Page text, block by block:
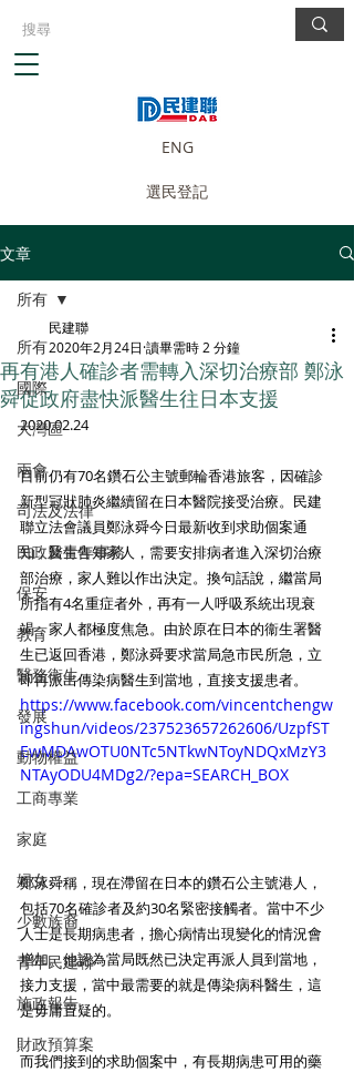
ENG
選民登記
文章
所有
國際
大灣區
兩會
司法及法律
民政及青年事務
保安
教育
醫務衛生
發展
動物權益
工商專業
家庭
婦女
少數族裔
青年民建聯
施政報告
財政預算案
所有
再有港人確診者需轉入深切治療部 鄭泳
舜促政府盡快派醫生往日本支援
民建聯
2020年2月24日 讀畢需時 2 分鐘
2020.02.24
目前仍有70名鑽石公主號郵輪香港旅客，因確診
新型冠狀肺炎繼續留在日本醫院接受治療。民建
聯立法會議員鄭泳舜今日最新收到求助個案通
知，醫生告知家人，需要安排病者進入深切治療
部治療，家人難以作出決定。換句話說，繼當局
所指有4名重症者外，再有一人呼吸系統出現衰
竭，家人都極度焦急。由於原在日本的衞生署醫
生已返回香港，鄭泳舜要求當局急市民所急，立
即再派出傳染病醫生到當地，直接支援患者。
https://www.facebook.com/vincentchengw
ingshun/videos/237523657262606/UzpfST
EwMDAwOTU0NTc5NTkwNToyNDQxMzY3
NTAyODU4MDg2/?epa=SEARCH_BOX
鄭泳舜稱，現在滯留在日本的鑽石公主號港人，
包括70名確診者及約30名緊密接觸者。當中不少
人士是長期病患者，擔心病情出現變化的情況會
增加。他認為當局既然已決定再派人員到當地，
接力支援，當中最需要的就是傳染病科醫生，這
是毋庸置疑的。
而我們接到的求助個案中，有長期病患可用的藥